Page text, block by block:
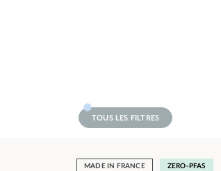
TOUS LES FILTRES
MADE IN FRANCE ZERO-PFAS